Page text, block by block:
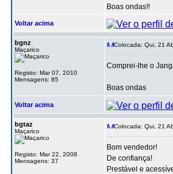
Boas ondas!!
Voltar acima
bgnz
Maçarico
Registo: Mar 07, 2010
Mensagens: 85
Colocada: Qui, 21
Comprei-lhe o
Boas ondas
Voltar acima
bgtaz
Maçarico
Registo: Mar 22, 2008
Mensagens: 37
Colocada: Qui, 21
Bom vendedor!
De confiança!
Prestável e